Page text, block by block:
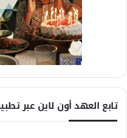
تابع العهد أون لاين عبر